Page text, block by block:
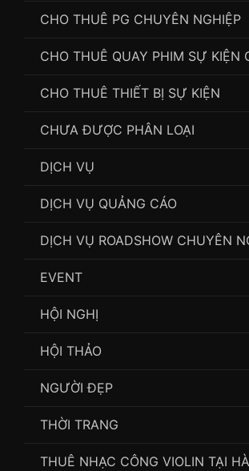
CHO THUÊ PG CHUYÊN NGHIỆP
CHO THUÊ QUAY PHIM SỰ KIỆN
CHO THUÊ THIẾT BỊ SỰ KIỆN
CHƯA ĐƯỢC PHÂN LOẠI
DỊCH VỤ
DỊCH VỤ QUẢNG CÁO
DỊCH VỤ ROADSHOW CHUYÊN
EVENT
HỘI NGHỊ
HỘI THẢO
NGƯỜI ĐẸP
THỜI TRANG
THUÊ NHẠC CÔNG VIOLIN TẠI